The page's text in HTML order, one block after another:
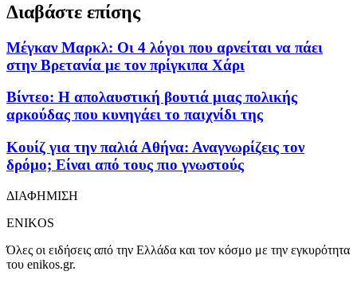
Διαβάστε επίσης
Μέγκαν Μαρκλ: Οι 4 λόγοι που αρνείται να πάει
στην Βρετανία με τον πρίγκιπα Χάρι
Βίντεο: Η απολαυστική βουτιά μιας πολικής
αρκούδας που κυνηγάει το παιχνίδι της
Κουίζ για την παλιά Αθήνα: Αναγνωρίζεις τον
δρόμο; Είναι από τους πιο γνωστούς
ΔΙΑΦΗΜΙΣΗ
ENIKOS
Όλες οι ειδήσεις από την Ελλάδα και τον κόσμο με την εγκυρότητα
του enikos.gr.